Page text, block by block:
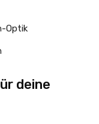
Optik
deine